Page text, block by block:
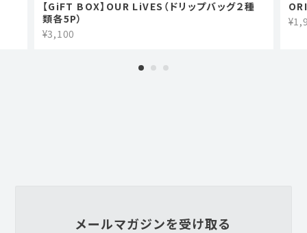
【GiFT BOX】OUR LiVES（ドリップバッグ２種
類各5P）
¥3,100
メールマガジンを受け取る